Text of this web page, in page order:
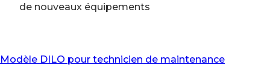
de nouveaux équipements
Modèle DILO pour technicien de maintenance